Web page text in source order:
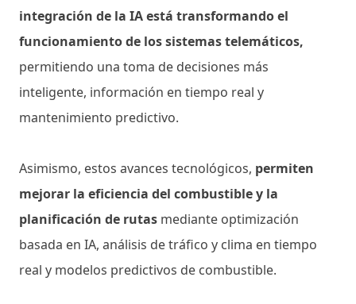
integración de la IA está transformando el
funcionamiento de los sistemas telemáticos,
permitiendo una toma de decisiones más
inteligente, información en tiempo real y
mantenimiento predictivo.
Asimismo, estos avances tecnológicos, permiten
mejorar la eficiencia del combustible y la
planificación de rutas mediante optimización
basada en IA, análisis de tráfico y clima en tiempo
real y modelos predictivos de combustible.